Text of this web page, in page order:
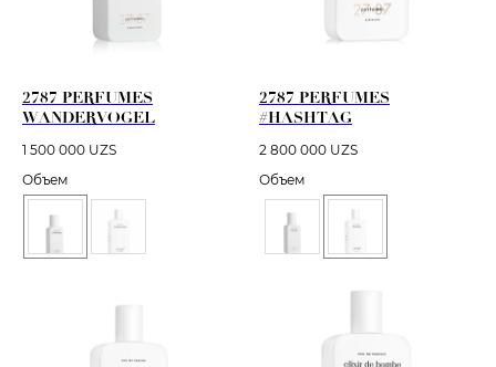
2787 PERFUMES
WANDERVOGEL
1 500 000 UZS
Объем
2787 PERFUMES
#HASHTAG
2 800 000 UZS
Объем